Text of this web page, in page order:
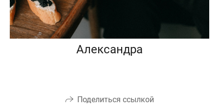
Александра
Поделиться ссылкой